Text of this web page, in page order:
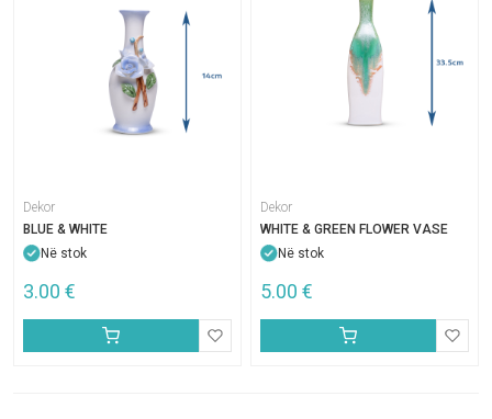
Dekor
BLUE & WHITE
Në stok
3.00 €
Dekor
WHITE & GREEN FLOWER VASE
Në stok
5.00 €